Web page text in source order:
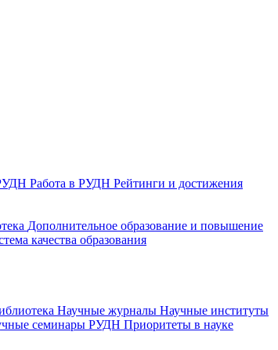
Работа в РУДН Рейтинги и достижения
Дополнительное образование и повышение
качества образования
Научные журналы Научные институты
семинары РУДН Приоритеты в науке